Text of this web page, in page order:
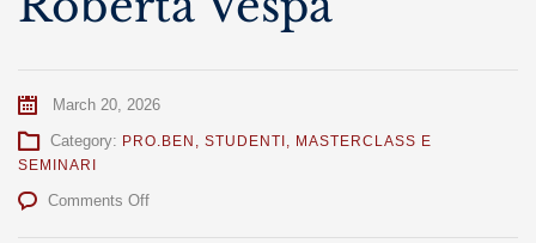
March 20, 2026
Category: PRO.BEN STUDENTI
MASTERCLASS E
SEMINARI
Comments Offon